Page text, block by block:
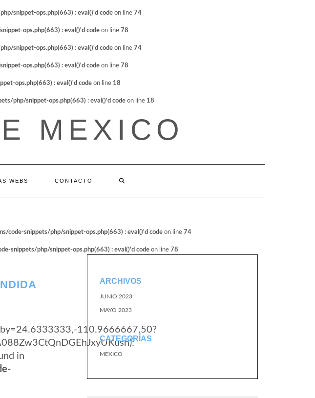
snippet-ops.php(663) : eval()'d code on line 74
ops.php(663) : eval()'d code on line 78
snippet-ops.php(663) : eval()'d code on line 74
ops.php(663) : eval()'d code on line 78
ops.php(663) : eval()'d code on line 18
php/snippet-ops.php(663) : eval()'d code on line 18
MEXICO
WEBS CONTACTO
code-snippets/php/snippet-ops.php(663) : eval()'d code on line 74
snippets/php/snippet-ops.php(663) : eval()'d code on line 78
110.9666667,50?
in
ARCHIVOS
JUNIO 2023
MAYO 2023
CATEGORÍAS
MEXICO